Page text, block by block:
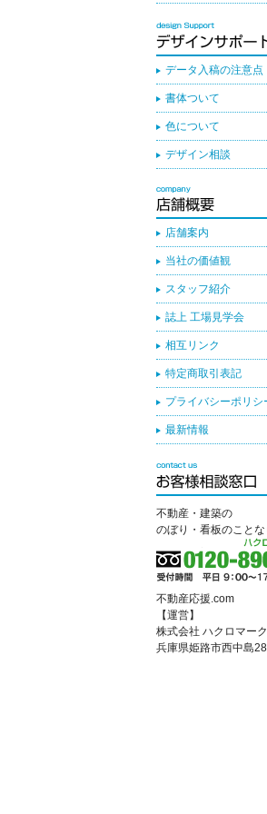
データ入稿の注意点
書体ついて
色について
デザイン相談
店舗案内
当社の価値観
スタッフ紹介
誌上 工場見学会
相互リンク
特定商取引表記
プライバシーポリシ
最新情報
不動産・建築の
のぼり・看板のことな
不動産応援.com
【運営】
株式会社 ハクロマー
兵庫県姫路市西中島